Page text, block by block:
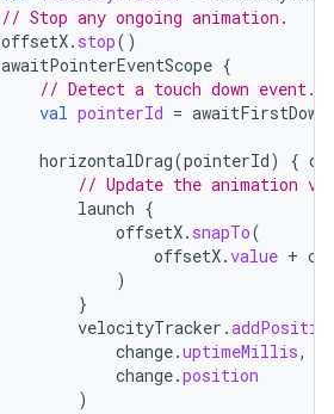
// Stop any ongoing animation.
offsetX. stop()
awaitPointerEventScope {
// Detect a touch down event.
val pointerId = awaitFirstDown
horizontalDrag(pointerId) {
// Update the animation
launch {
offsetX. snapTo(
offsetX.value +
)
}
velocityTracker .
change.uptimeMillis,
change.position
)